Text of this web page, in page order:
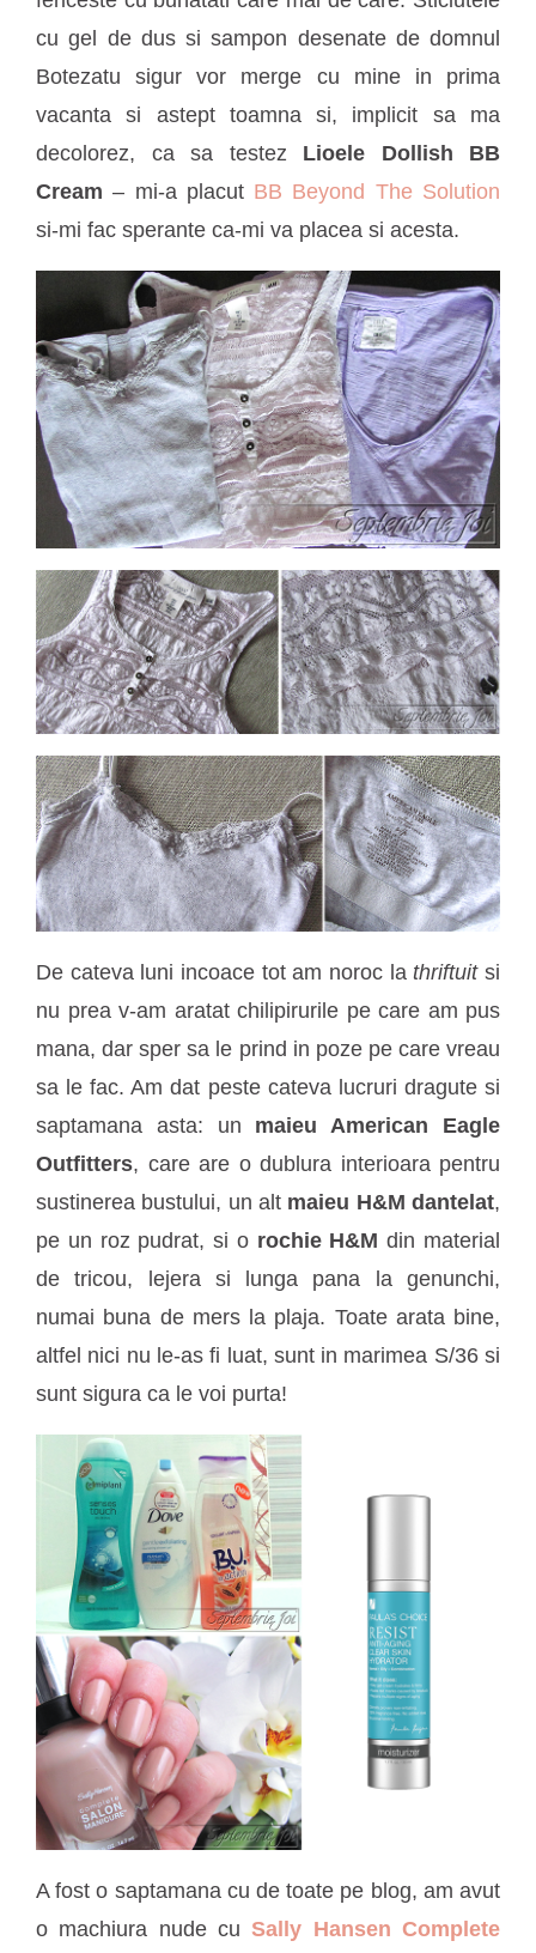
cu gel de dus si sampon desenate de domnul
Botezatu sigur vor merge cu mine in prima
vacanta si astept toamna si, implicit sa ma
decolorez, ca sa testez Lioele Dollish BB
Cream – mi-a placut BB Beyond The Solution
si-mi fac sperante ca-mi va placea si acesta.
De cateva luni incoace tot am noroc lathriftuitsi
nu prea v-am aratat chilipirurile pe care am pus
mana, dar sper sa le prind in poze pe care vreau
sa le fac. Am dat peste cateva lucruri dragute si
saptamana asta: un maieu American Eagle
Outfitters, care are o dublura interioara pentru
sustinerea bustului, un alt maieu H&M dantelat,
pe un roz pudrat, si o rochie H&M din material
de tricou, lejera si lunga pana la genunchi,
numai buna de mers la plaja. Toate arata bine,
altfel nici nu le-as fi luat, sunt in marimea S/36 si
sunt sigura ca le voi purta!
A fost o saptamana cu de toate pe blog, am avut
o machiura nude cuSally Hansen Complete